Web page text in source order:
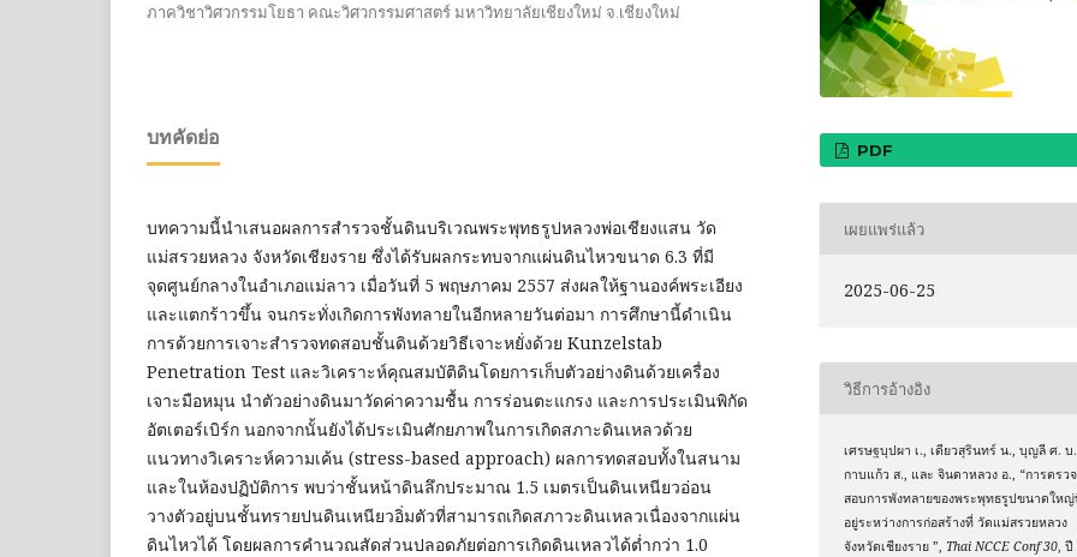
ภาควิชาวิศวกรรมโยธา คณะวิศวกรรมศาสตร์ มหาวิทยาลัยเชียงใหม่ จ.เชียงใหม่
บทคัดย่อ
บทความนี้นำเสนอผลการสำรวจชั้นดินบริเวณพระพุทธรูปหลวงพ่อเชียงแสน วัด
แม่สรวยหลวง จังหวัดเชียงราย ซึ่งได้รับผลกระทบจากแผ่นดินไหวขนาด 6.3 ที่มี
จุดศูนย์กลางในอำเภอแม่ลาว เมื่อวันที่ 5 พฤษภาคม 2557 ส่งผลให้ฐานองค์พระเอียง
และแตกร้าวขึ้น จนกระทั่งเกิดการพังทลายในอีกหลายวันต่อมา การศึกษานี้ดำเนิน
การด้วยการเจาะสำรวจทดสอบชั้นดินด้วยวิธีเจาะหยั่งด้วย Kunzelstab
Penetration Test และวิเคราะห์คุณสมบัติดินโดยการเก็บตัวอย่างดินด้วยเครื่อง
เจาะมือหมุน นำตัวอย่างดินมาวัดค่าความชื้น การร่อนตะแกรง และการประเมินพิกัด
อัตเตอร์เบิร์ก นอกจากนั้นยังได้ประเมินศักยภาพในการเกิดสภาะดินเหลวด้วย
แนวทางวิเคราะห์ความเค้น (stress-based approach) ผลการทดสอบทั้งในสนาม
และในห้องปฏิบัติการ พบว่าชั้นหน้าดินลึกประมาณ 1.5 เมตรเป็นดินเหนียวอ่อน
วางตัวอยู่บนชั้นทรายปนดินเหนียวอิ่มตัวที่สามารถเกิดสภาวะดินเหลวเนื่องจากแผ่น
ดินไหวได้ โดยผลการคำนวณสัดส่วนปลอดภัยต่อการเกิดดินเหลวได้ต่ำกว่า 1.0
PDF
เผยแพร่แล้ว
2025-06-25
วิธีการอ้างอิง
เศรษฐบุปผา เ., เดียวสุรินทร์ น., บุญลี ศ. บ
กาบแก้ว ส., และ จินดาหลวง อ., “การตรวจ
สอบการพังทลายของพระพุทธรูปขนาดให
อยู่ระหว่างการก่อสร้างที่ วัดแม่สรวยหลวง
จังหวัดเชียงราย ”, Thai NCCE Conf 30, ปี